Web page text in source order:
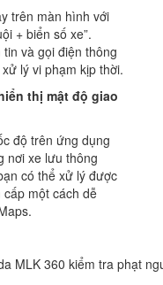
trên màn hình với
+ biển số xe”.
và gọi điện thông
lý vi phạm kịp thời.
thị mật độ giao
độ trên ứng dụng
nơi xe lưu thông
có thể xử lý được
một cách dễ